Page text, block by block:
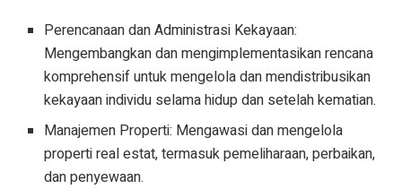
Perencanaan dan Administrasi Kekayaan:
Mengembangkan dan mengimplementasikan rencana
komprehensif untuk mengelola dan mendistribusikan
kekayaan individu selama hidup dan setelah kematian.
Manajemen Properti: Mengawasi dan mengelola
properti real estat, termasuk pemeliharaan, perbaikan,
dan penyewaan.